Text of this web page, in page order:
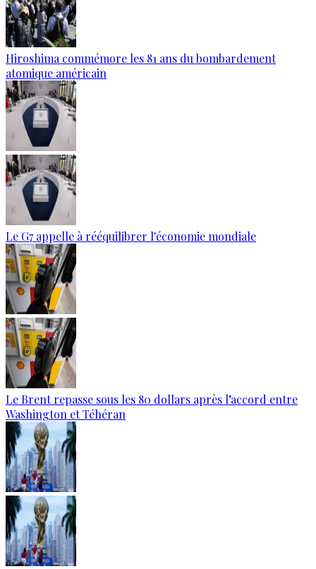
Hiroshima commémore les 81 ans du bombardement
atomique américain
Le G7 appelle à rééquilibrer l'économie mondiale
Le Brent repasse sous les 80 dollars après l’accord entre
Washington et Téhéran